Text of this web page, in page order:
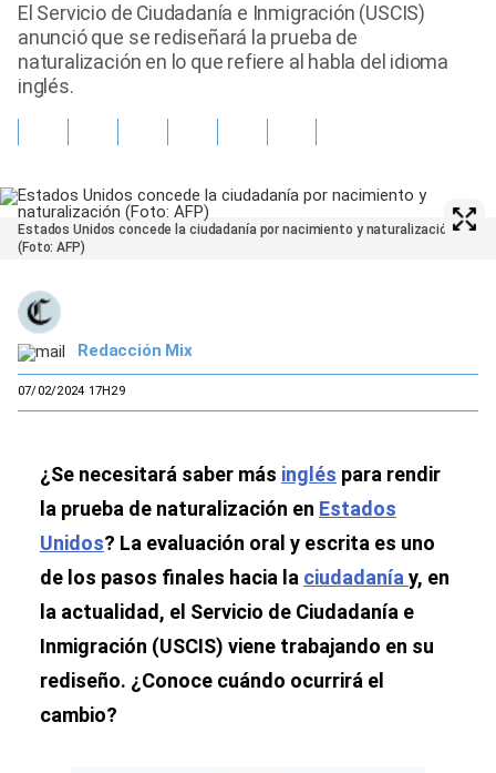
Vida Laboral
Tendencias Mix
El Servicio de Ciudadanía e Inmigración (USCIS)
anunció que se rediseñará la prueba de
naturalización en lo que refiere al habla del idioma
inglés.
Estados Unidos concede la ciudadanía por nacimiento y naturalización
(Foto: AFP)
Redacción Mix
07/02/2024 17H29
¿Se necesitará saber más inglés para rendir
la prueba de naturalización en Estados
Unidos? La evaluación oral y escrita es uno
de los pasos finales hacia la ciudadanía y, en
la actualidad, el Servicio de Ciudadanía e
Inmigración (USCIS) viene trabajando en su
rediseño. ¿Conoce cuándo ocurrirá el
cambio?